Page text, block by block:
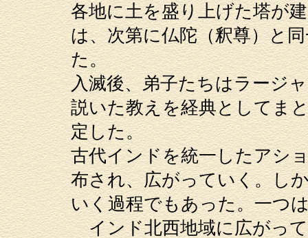
各地に土を盛り上げた塔が
は、次第に仏陀（釈尊）と
た。
入滅後、弟子たちはラージ
説いた教えを経典としてま
定した。
古代インドを統一したアシ
布され、広がっていく。し
いく過程でもあった。一つ
インド北西地域に広がって